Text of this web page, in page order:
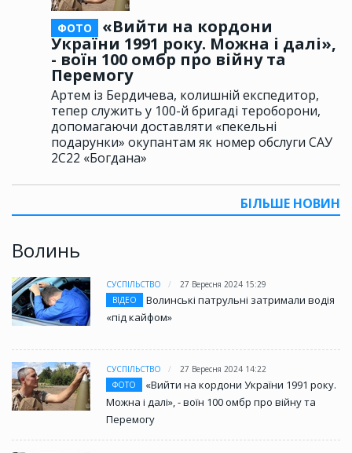
ФОТО
«Вийти на кордони
України 1991 року. Можна і далі»,
- воїн 100 омбр про війну та
Перемогу
Артем із Бердичева, колишній експедитор,
тепер служить у 100-й бригаді тероборони,
допомагаючи доставляти «пекельні
подарунки» окупантам як номер обслуги САУ
2С22 «Богдана»
БІЛЬШЕ НОВИН
Волинь
СУСПІЛЬСТВО
27 Вересня 2024 15:29
ВІДЕО
Волинські патрульні затримали водія
«під кайфом»
СУСПІЛЬСТВО
27 Вересня 2024 14:22
ФОТО
«Вийти на кордони України 1991 року.
Можна і далі», - воїн 100 омбр про війну та
Перемогу